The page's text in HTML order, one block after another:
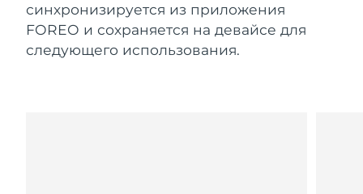
синхронизируется из приложения
FOREO и сохраняется на девайсе для
следующего использования.
Испания
Ожидаемая дата доставки